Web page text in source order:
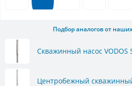
Подбор аналогов от
Скважинный насос VODOS
Центробежный